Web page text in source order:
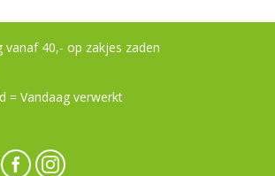
vanaf 40,- op zakjes zaden
= Vandaag verwerkt